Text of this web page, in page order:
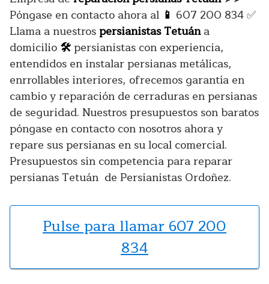
Póngase en contacto ahora al 📱 607 200 834 ✅
Llama a nuestrospersianistas Tetuána
domicilio 🛠️persianistas con experiencia,
entendidos en instalar persianas metálicas,
enrrollables interiores, ofrecemos garantía en
cambio y reparación de cerraduras en persianas
de seguridad. Nuestros presupuestos son baratos
póngase en contacto con nosotros ahora y
repare sus persianas en su local comercial.
Presupuestos sin competencia para reparar
persianas Tetuán de Persianistas Ordoñez.
Pulse para llamar 607 200
834